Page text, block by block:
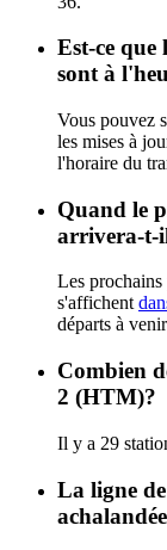
Est-ce que
sont à
Vous pouvez
les mises à
l'horaire du
Quand le
arrivera-t-
Les
s'affichent
départs à
Combien
2 (HTM)?
Il y a 29
La ligne